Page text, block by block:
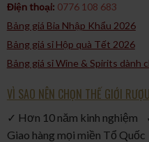
Điện thoại: 0776 108 683
Bảng giá Bia Nhập Khẩu 2026
Bảng giá sỉ Hộp quà Tết 2026
Bảng giá sỉ Wine & Spirits dành
VÌ SAO NÊN CHỌN THẾ GIỚI
✓ Hơn 10 năm kinh nghiệm
Giao hàng mọi miền Tổ